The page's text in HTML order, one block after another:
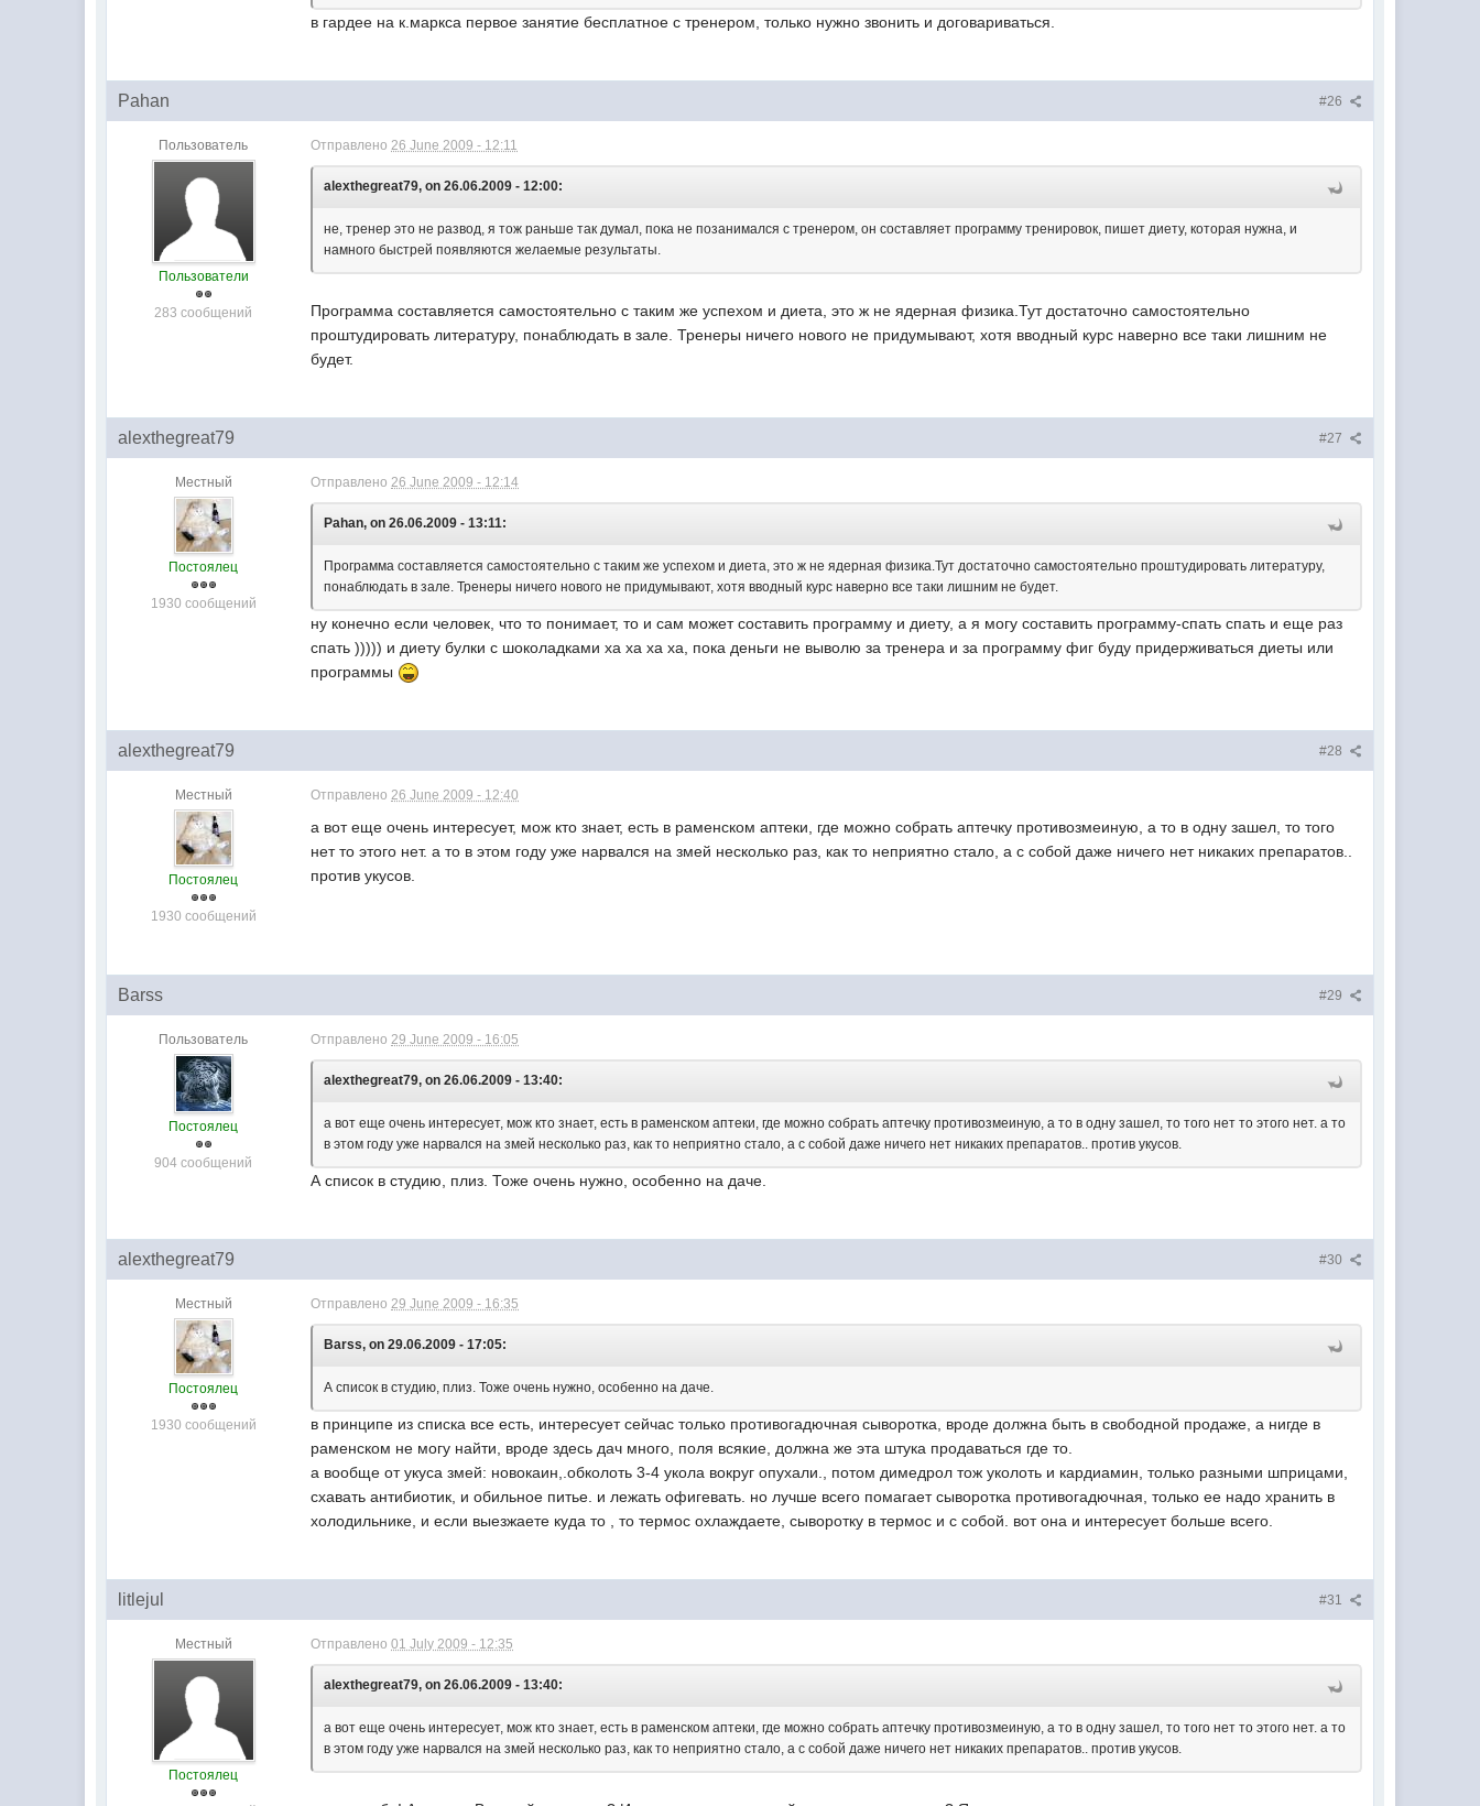
в гардее на к.маркса первое занятие бесплатное с тренером, только нужно звонить и договариваться.
#26
Pahan
Пользователь
Пользователи
283 сообщений
Отправлено26 June 2009 - 12:11
alexthegreat79, on 26.06.2009 - 12:00:
не, тренер это не развод, я тож раньше так думал, пока не позанимался с тренером, он составляет программу тренировок, пишет диету, которая нужна, и
намного быстрей появляются желаемые результаты.
Программа составляется самостоятельно с таким же успехом и диета, это ж не ядерная физика.Тут достаточно самостоятельно
проштудировать литературу, понаблюдать в зале. Тренеры ничего нового не придумывают, хотя вводный курс наверно все таки лишним не
будет.
#27
alexthegreat79
Местный
Постоялец
1930 сообщений
Отправлено26 June 2009 - 12:14
Pahan, on 26.06.2009 - 13:11:
Программа составляется самостоятельно с таким же успехом и диета, это ж не ядерная физика.Тут достаточно самостоятельно проштудировать литературу,
понаблюдать в зале. Тренеры ничего нового не придумывают, хотя вводный курс наверно все таки лишним не будет.
ну конечно если человек, что то понимает, то и сам может составить программу и диету, а я могу составить программу-спать спать и еще раз
спать ))))) и диету булки с шоколадками ха ха ха ха, пока деньги не выволю за тренера и за программу фиг буду придерживаться диеты или
программы
#28
alexthegreat79
Местный
Постоялец
1930 сообщений
Отправлено26 June 2009 - 12:40
а вот еще очень интересует, мож кто знает, есть в раменском аптеки, где можно собрать аптечку противозмеиную, а то в одну зашел, то того
нет то этого нет. а то в этом году уже нарвался на змей несколько раз, как то неприятно стало, а с собой даже ничего нет никаких препаратов..
против укусов.
#29
Barss
Пользователь
Постоялец
904 сообщений
Отправлено29 June 2009 - 16:05
alexthegreat79, on 26.06.2009 - 13:40:
а вот еще очень интересует, мож кто знает, есть в раменском аптеки, где можно собрать аптечку противозмеиную, а то в одну зашел, то того нет то этого нет. а то
в этом году уже нарвался на змей несколько раз, как то неприятно стало, а с собой даже ничего нет никаких препаратов.. против укусов.
А список в студию, плиз. Тоже очень нужно, особенно на даче.
#30
alexthegreat79
Местный
Постоялец
1930 сообщений
Отправлено29 June 2009 - 16:35
Barss, on 29.06.2009 - 17:05:
А список в студию, плиз. Тоже очень нужно, особенно на даче.
в принципе из списка все есть, интересует сейчас только противогадючная сыворотка, вроде должна быть в свободной продаже, а нигде в
раменском не могу найти, вроде здесь дач много, поля всякие, должна же эта штука продаваться где то.
а вообще от укуса змей: новокаин,.обколоть 3-4 укола вокруг опухали., потом димедрол тож уколоть и кардиамин, только разными шприцами,
схавать антибиотик, и обильное питье. и лежать офигевать. но лучше всего помагает сыворотка противогадючная, только ее надо хранить в
холодильнике, и если выезжаете куда то , то термос охлаждаете, сыворотку в термос и с собой. вот она и интересует больше всего.
#31
litlejul
Местный
Постоялец
Отправлено01 July 2009 - 12:35
alexthegreat79, on 26.06.2009 - 13:40:
а вот еще очень интересует, мож кто знает, есть в раменском аптеки, где можно собрать аптечку противозмеиную, а то в одну зашел, то того нет то этого нет. а то
в этом году уже нарвался на змей несколько раз, как то неприятно стало, а с собой даже ничего нет никаких препаратов.. против укусов.